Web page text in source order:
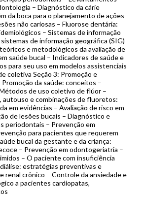
– Diagnóstico da cárie
da boca para o planejamento de ações
não cariosas – Fluorose dentária:
– Sistemas de informação
de informação geográfica (SIG)
e metodológicos da avaliação de
saúde bucal – Indicadores de saúde e
para seu uso em modelos assistenciais
coletiva Seção 3: Promoção e
da saúde: conceitos –
de uso coletivo de flúor –
autouso e combinações de fluoretos:
em evidências – Avaliação de risco em
de lesões bucais – Diagnóstico e
periodontais – Prevenção em
para pacientes que requerem
bucal da gestante e da criança:
– Prevenção em odontogeriatria –
– O paciente com insuficiência
estratégias preventivas e
renal crônico – Controle da ansiedade e
a pacientes cardiopatas,